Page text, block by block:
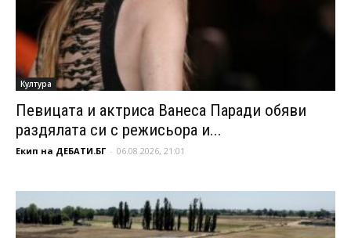
Култура
Певицата и актриса Ванеса Паради обяви
раздялата си с режисьора и...
Екип на ДЕБАТИ.БГ - 06.08.2026, 21:01